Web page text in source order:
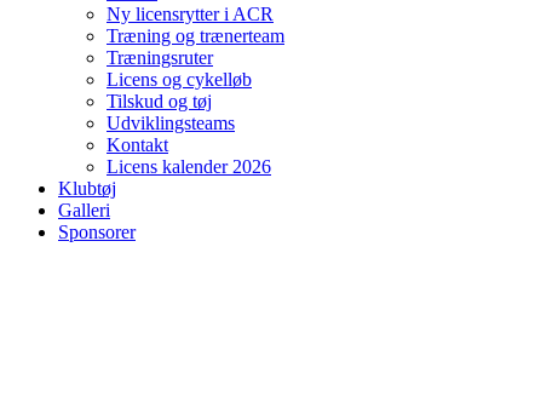
Ny licensrytter i ACR
Træning og trænerteam
Træningsruter
Licens og cykelløb
Tilskud og tøj
Udviklingsteams
Kontakt
Licens kalender 2026
Klubtøj
Galleri
Sponsorer